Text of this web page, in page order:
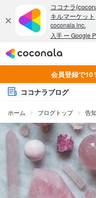
会員登録で10
ココナラブログ
ホーム ブログトップ 告知